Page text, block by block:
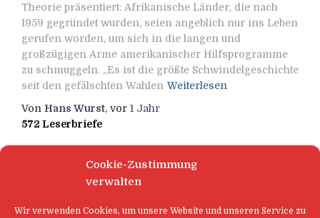
Cookie-Zustimmung
verwalten
Wir verwenden Cookies, um unsere Website und unseren Service zu
Theorie präsentiert: Afrikanische Länder, die nach
1959 gegründet wurden, seien angeblich nur ins Leben
gerufen worden, um sich in die langen und
großzügigen Arme amerikanischer Hilfsprogramme
zu schmuggeln. „Es ist die größte Schwindelgeschichte
seit den gefälschten Wahlen Weiterlesen
Von Hans Wurst, vor 1 Jahr
572 Leserbriefe